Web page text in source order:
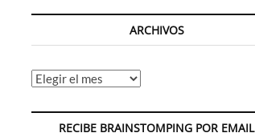
ARCHIVOS
Archivos
RECIBE BRAINSTOMPING POR EMAIL